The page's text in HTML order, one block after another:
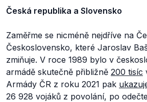
Česká republika a Slovensko
Zaměřme se nicméně nejdříve na
Československo, které Jaroslav
zmiňuje. V roce 1989 bylo v
armádě skutečně přibližně 200 tisíc
Armády ČR z roku 2021 pak
26 928 vojáků z povolání, po